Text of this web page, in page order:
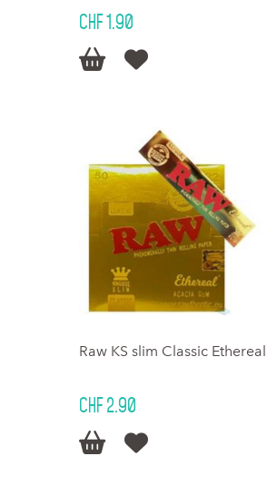
CHF 1.90
 
Raw KS slim Classic Ethereal
CHF 2.90
 